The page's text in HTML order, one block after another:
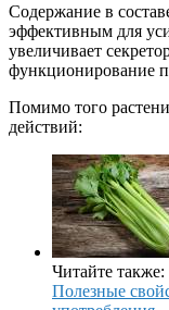
Содержание в
эффективным для
увеличивает
функционирование
Помимо того
действий:
Читайте также:
Полезные